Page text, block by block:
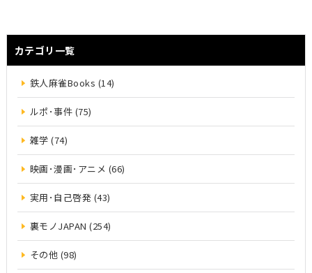
カテゴリ一覧
鉄人麻雀Books (14)
ルポ･事件 (75)
雑学 (74)
映画･漫画･アニメ (66)
実用･自己啓発 (43)
裏モノJAPAN (254)
その他 (98)